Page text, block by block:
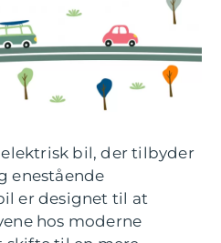
elektrisk bil, der tilbyder
enestående
er designet til at
hos moderne